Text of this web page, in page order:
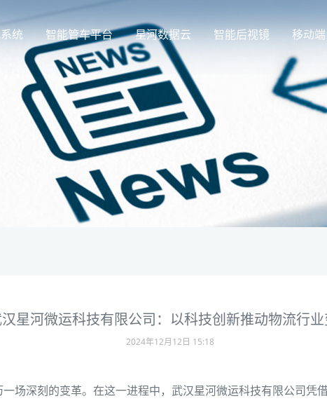
统 智能管车平台 星河数据云 智能后视镜 移动端
星河微运科技有限公司：以科技创新推动物流行
2024年12月12日 15:18
场深刻的变革。在这一进程中，武汉星河微运科技有限公司凭